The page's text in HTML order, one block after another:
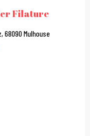
Filature
68090 Mulhouse